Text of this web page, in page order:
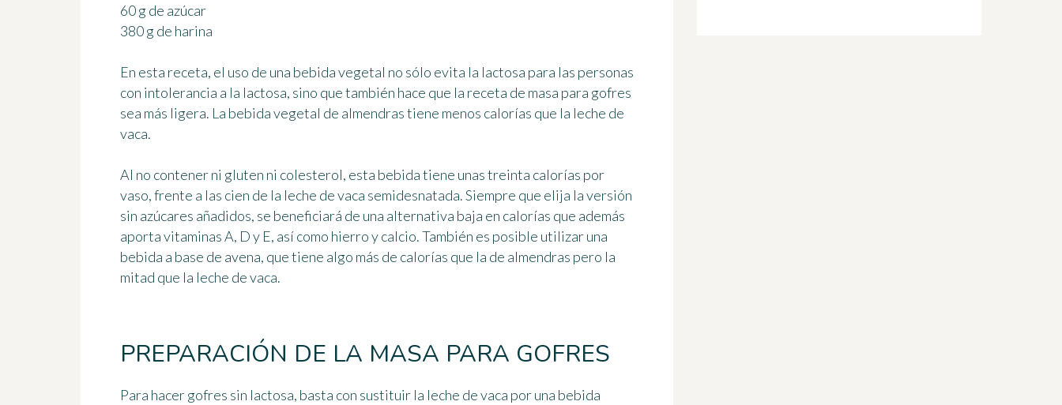
60 g de azúcar
380 g de harina
En esta receta, el uso de una bebida vegetal no sólo evita la lactosa para las personas
con intolerancia a la lactosa, sino que también hace que la receta de masa para gofres
sea más ligera. La bebida vegetal de almendras tiene menos calorías que la leche de
vaca.
Al no contener ni gluten ni colesterol, esta bebida tiene unas treinta calorías por
vaso, frente a las cien de la leche de vaca semidesnatada. Siempre que elija la versión
sin azúcares añadidos, se beneficiará de una alternativa baja en calorías que además
aporta vitaminas A, D y E, así como hierro y calcio. También es posible utilizar una
bebida a base de avena, que tiene algo más de calorías que la de almendras pero la
mitad que la leche de vaca.
PREPARACIÓN DE LA MASA PARA GOFRES
Para hacer gofres sin lactosa, basta con sustituir la leche de vaca por una bebida